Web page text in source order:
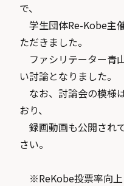
で、
学生団体Re-Kobe主
ただきました。
ファシリテーター青
い討論となりました。
なお、討論会の模様
おり、
録画動画も公開され
さい。
※ReKobe投票率向上